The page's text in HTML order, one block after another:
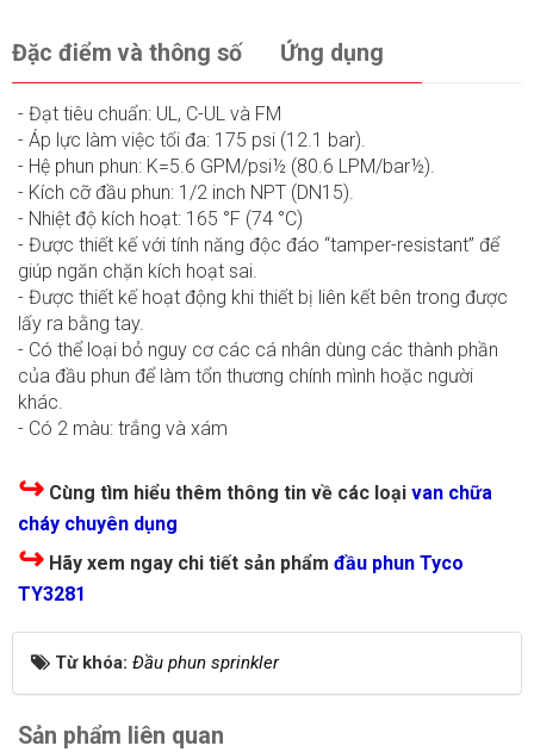
Đặc điểm và thông số Ứng dụng
- Đạt tiêu chuẩn: UL, C-UL và FM
- Áp lực làm việc tối đa: 175 psi (12.1 bar).
- Hệ phun phun: K=5.6 GPM/psi½ (80.6 LPM/bar½).
- Kích cỡ đầu phun: 1/2 inch NPT (DN15).
- Nhiệt độ kích hoạt: 165 °F (74 °C)
- Được thiết kế với tính năng độc đáo “tamper-resistant” để
giúp ngăn chặn kích hoạt sai.
- Được thiết kế hoạt động khi thiết bị liên kết bên trong được
lấy ra bằng tay.
- Có thể loại bỏ nguy cơ các cá nhân dùng các thành phần
của đầu phun để làm tổn thương chính mình hoặc người
khác.
- Có 2 màu: trắng và xám
↪ Cùng tìm hiểu thêm thông tin về các loại van chữa
cháy chuyên dụng
↪ Hãy xem ngay chi tiết sản phẩm đầu phun Tyco
TY3281
Từ khóa: Đầu phun sprinkler
Sản phẩm liên quan